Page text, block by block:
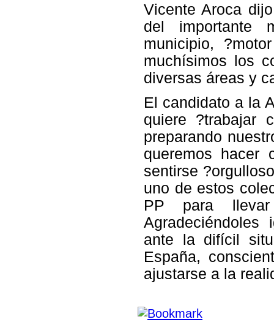
Vicente Aroca
del importante
municipio,
muchísimos los
diversas áreas y
El candidato a la
quiere ?trabajar
preparando
queremos hacer
sentirse
uno de estos
PP para
ante la difícil
España,
ajustarse a la